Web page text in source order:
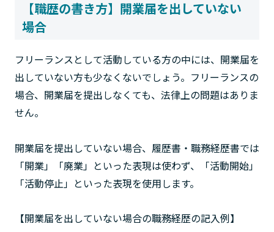
【職歴の書き方】開業届を出していない
場合
フリーランスとして活動している方の中には、開業届を
出していない方も少なくないでしょう。フリーランスの
場合、開業届を提出しなくても、法律上の問題はありま
せん。
開業届を提出していない場合、履歴書・職務経歴書では
「開業」「廃業」といった表現は使わず、「活動開始」
「活動停止」といった表現を使用します。
【開業届を出していない場合の職務経歴の記入例】